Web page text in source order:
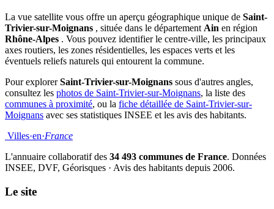
La vue satellite vous offre un aperçu géographique unique de Saint-
Trivier-sur-Moignans , située dans le département Ain en région
Rhône-Alpes . Vous pouvez identifier le centre-ville, les principaux
axes routiers, les zones résidentielles, les espaces verts et les
éventuels reliefs naturels qui entourent la commune.
Pour explorerSaint-Trivier-sur-Moignans sous d'autres angles,
consultez les photos de Saint-Trivier-sur-Moignans, la liste des
communes à proximité, ou la fiche détaillée de Saint-Trivier-sur-
Moignans avec ses statistiques INSEE et les avis des habitants.
Villes·en·France
L'annuaire collaboratif des 34 493 communes de France. Données
INSEE, DVF, Géorisques · Avis des habitants depuis 2006.
Le site